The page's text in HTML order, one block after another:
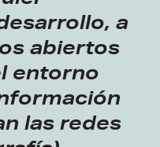
a
abiertos
entorno
las redes